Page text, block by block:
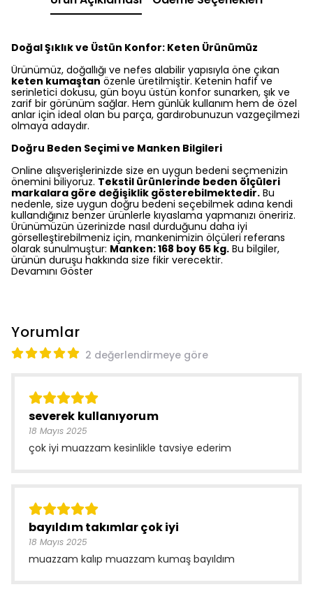
Ürünümüz, doğallığı ve nefes alabilir yapısıyla öne çıkan
keten kumaştan
serinletici dokusu, gün boyu üstün konfor sunarken, şık ve
zarif bir görünüm sağlar. Hem günlük kullanım hem de özel
anlar için ideal olan bu parça, gardırobunuzun vazgeçilmezi
olmaya adaydır.
Doğru Beden Seçimi ve Manken Bilgileri
Online alışverişlerinizde size en uygun bedeni seçmenizin
önemini biliyoruz. Tekstil ürünlerinde beden ölçüleri
markalara göre değişiklik gösterebilmektedir.Bu
nedenle, size uygun doğru bedeni seçebilmek adına kendi
kullandığınız benzer ürünlerle kıyaslama yapmanızı öneririz.
Ürünümüzün üzerinizde nasıl durduğunu daha iyi
görselleştirebilmeniz için, mankenimizin ölçüleri referans
olarak sunulmuştur:Manken: 168 boy 65 kg.Bu bilgiler,
ürünün duruşu hakkında size fikir verecektir.
Devamını Göster
severek kullanıyorum
18 Mayıs 2025
çok iyi muazzam kesinlikle tavsiye ederim
bayıldım takımlar çok iyi
18 Mayıs 2025
muazzam kalıp muazzam kumaş bayıldım